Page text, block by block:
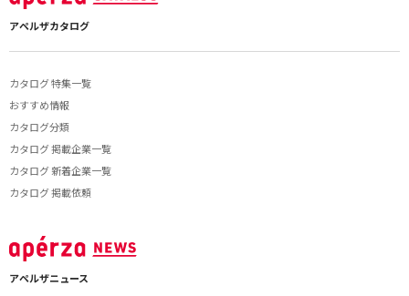
アペルザカタログ
カタログ 特集一覧
おすすめ情報
カタログ分類
カタログ 掲載企業一覧
カタログ 新着企業一覧
カタログ 掲載依頼
アペルザニュース